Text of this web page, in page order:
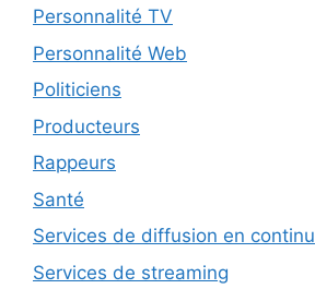
Personnalité TV
Personnalité Web
Politiciens
Producteurs
Rappeurs
Santé
Services de diffusion en continu
Services de streaming